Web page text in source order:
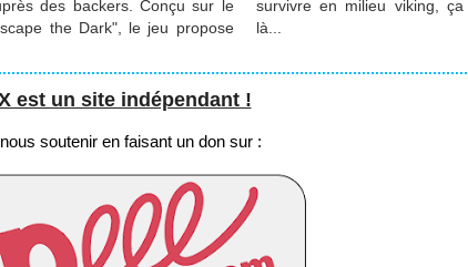
des backers. Conçu sur le
the Dark", le jeu propose
arrive aux…
survivre en milieu viking,
là...
est un site indépendant !
soutenir en faisant un don sur :